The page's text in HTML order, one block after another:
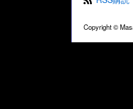
Copyright ©